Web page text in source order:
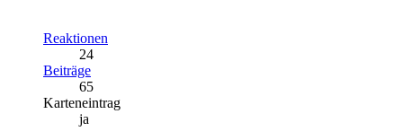
Reaktionen
24
Beiträge
65
Karteneintrag
ja